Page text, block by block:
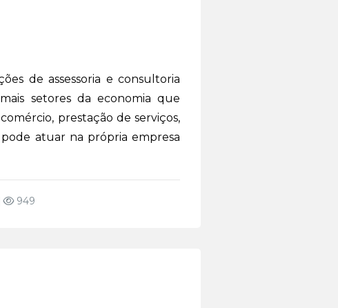
de assessoria e consultoria
setores da economia que
prestação de serviços,
atuar na própria empresa
949